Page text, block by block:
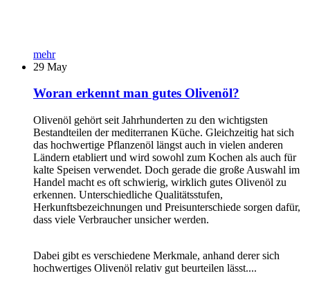
mehr
29 May
Woran erkennt man gutes Olivenöl?
Olivenöl gehört seit Jahrhunderten zu den wichtigsten
Bestandteilen der mediterranen Küche. Gleichzeitig hat sich
das hochwertige Pflanzenöl längst auch in vielen anderen
Ländern etabliert und wird sowohl zum Kochen als auch für
kalte Speisen verwendet. Doch gerade die große Auswahl im
Handel macht es oft schwierig, wirklich gutes Olivenöl zu
erkennen. Unterschiedliche Qualitätsstufen,
Herkunftsbezeichnungen und Preisunterschiede sorgen dafür,
dass viele Verbraucher unsicher werden.
Dabei gibt es verschiedene Merkmale, anhand derer sich
hochwertiges Olivenöl relativ gut beurteilen lässt....